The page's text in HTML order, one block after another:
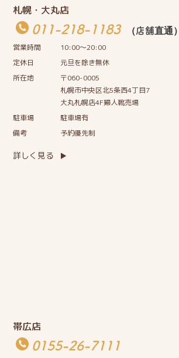
札幌・大丸店
011-218-1183
（店舗直通）
営業時間
10:00〜20:00
定休日
元旦を除き無休
所在地
〒060-0005
札幌市中央区北5条西4丁目7
大丸札幌店4F婦人靴売場
駐車場
駐車場有
備考
予約優先制
詳しく見る
帯広店
0155-26-7111